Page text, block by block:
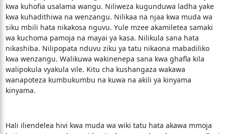
kwa kuhofia usalama wangu. Niliweza kugunduwa ladha yake
kwa kuhadithiwa na wenzangu. Nilikaa na njaa kwa muda wa
siku mbili hata nikakosa nguvu. Yule mzee akamiletea samaki
wa kuchoma pamoja na mayai ya kasa. Nilikula sana hata
nikashiba. Nilipopata nduvu ziku ya tatu nikaona mabadiliko
kwa wenzangu. Walikuwa wakinenepa sana kwa ghafla kila
walipokula vyakula vile. Kitu cha kushangaza wakawa
wanapoteza kumbukumbu na kuwa na akili ya kinyama
kinyama.
Hali iliendelea hivi kwa muda wa wiki tatu hata akawa mmoja